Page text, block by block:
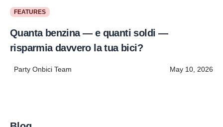
FEATURES
Quanta benzina — e quanti soldi —
risparmia davvero la tua bici?
Party Onbici Team May 10, 2026